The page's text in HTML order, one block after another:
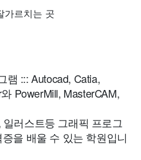
램 ::: Autocad, Catia,
PowerMill, MasterCAM,
러스트등 그래픽 프로그
을 배울 수 있는 학원입니